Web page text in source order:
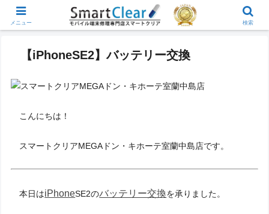
【iPhoneSE2】バッテリー交換
こんにちは！
スマートクリアMEGAドン・キホーテ室蘭中島店です。
本日はiPhoneSE2のバッテリー交換を承りました。
メニュー 検索